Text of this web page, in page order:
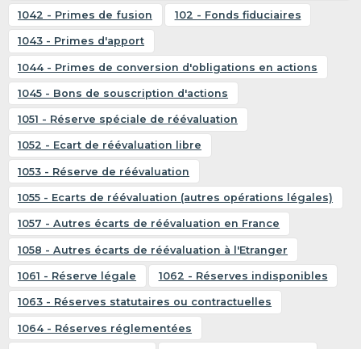
1042 - Primes de fusion 102 - Fonds fiduciaires
1043 - Primes d'apport
1044 - Primes de conversion d'obligations en actions
1045 - Bons de souscription d'actions
1051 - Réserve spéciale de réévaluation
1052 - Ecart de réévaluation libre
1053 - Réserve de réévaluation
1055 - Ecarts de réévaluation (autres opérations légales)
1057 - Autres écarts de réévaluation en France
1058 - Autres écarts de réévaluation à l'Etranger
1061 - Réserve légale 1062 - Réserves indisponibles
1063 - Réserves statutaires ou contractuelles
1064 - Réserves réglementées